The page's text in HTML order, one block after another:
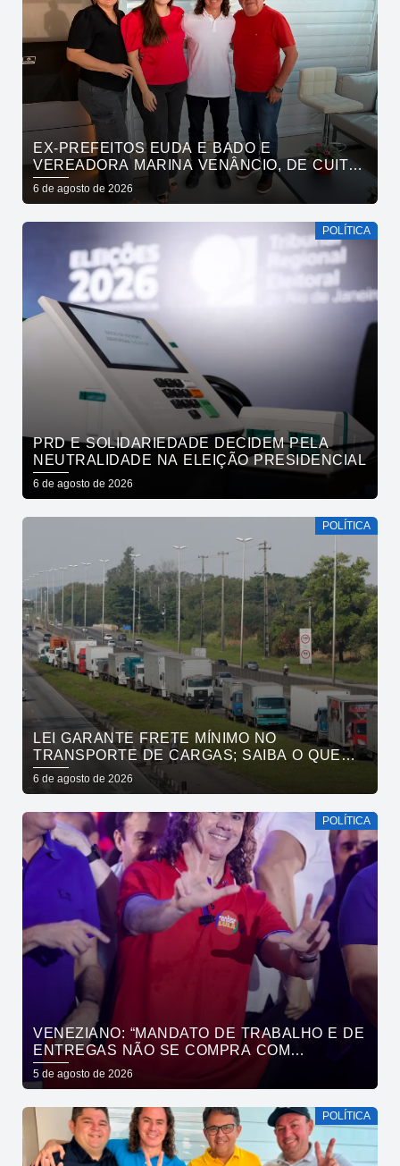
EX-PREFEITOS EUDA E BADO E
VEREADORA MARINA VENÂNCIO, DE CUITÉ,
REAFIRMAM APOIO A CÍCERO, VENEZIANO E
ANDRÉ GADELHA
6 de agosto de 2026
POLÍTICA
PRD E SOLIDARIEDADE DECIDEM PELA
NEUTRALIDADE NA ELEIÇÃO PRESIDENCIAL
6 de agosto de 2026
POLÍTICA
LEI GARANTE FRETE MÍNIMO NO
TRANSPORTE DE CARGAS; SAIBA O QUE
MUDA
6 de agosto de 2026
POLÍTICA
VENEZIANO: “MANDATO DE TRABALHO E DE
ENTREGAS NÃO SE COMPRA COM
DINHEIRO, SE CONQUISTA COM TRABALHO”
5 de agosto de 2026
POLÍTICA